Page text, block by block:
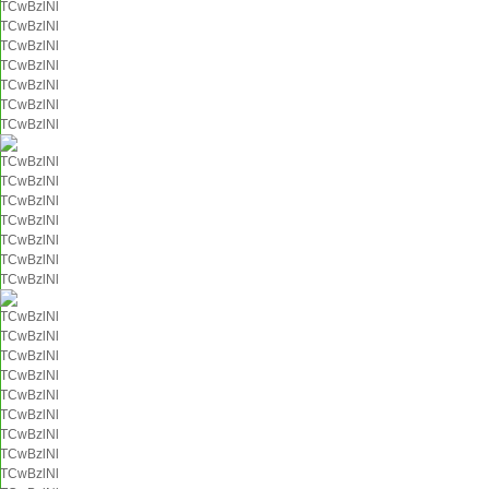
TCwBzlNl
TCwBzlNl
TCwBzlNl
TCwBzlNl
TCwBzlNl
TCwBzlNl
TCwBzlNl
TCwBzlNl
TCwBzlNl
TCwBzlNl
TCwBzlNl
TCwBzlNl
TCwBzlNl
TCwBzlNl
TCwBzlNl
TCwBzlNl
TCwBzlNl
TCwBzlNl
TCwBzlNl
TCwBzlNl
TCwBzlNl
TCwBzlNl
TCwBzlNl